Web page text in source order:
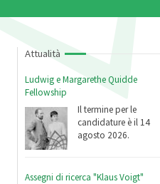
Attualità
Ludwig e Margarethe Quidde
Fellowship
Il termine per le
candidature è il 14
agosto 2026.
Assegni di ricerca "Klaus Voigt"